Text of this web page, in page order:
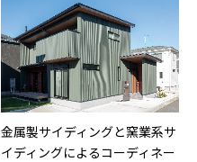
金属製サイディングと窯業系サ
イディングによるコーディネー